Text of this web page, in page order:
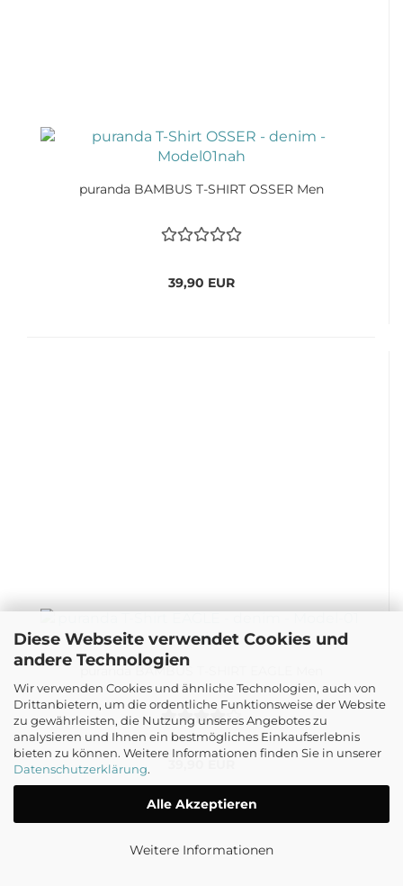
Diese Webseite verwendet Cookies und
andere Technologien
Wir verwenden Cookies und ähnliche Technologien, auch von
Drittanbietern, um die ordentliche Funktionsweise der Website
zu gewährleisten, die Nutzung unseres Angebotes zu
analysieren und Ihnen ein bestmögliches Einkaufserlebnis
bieten zu können. Weitere Informationen finden Sie in unserer
Datenschutzerklärung.
Alle Akzeptieren
Weitere Informationen
puranda BAMBUS T-SHIRT OSSER Men
39,90 EUR
puranda BAMBUS T-SHIRT EAGLE Men